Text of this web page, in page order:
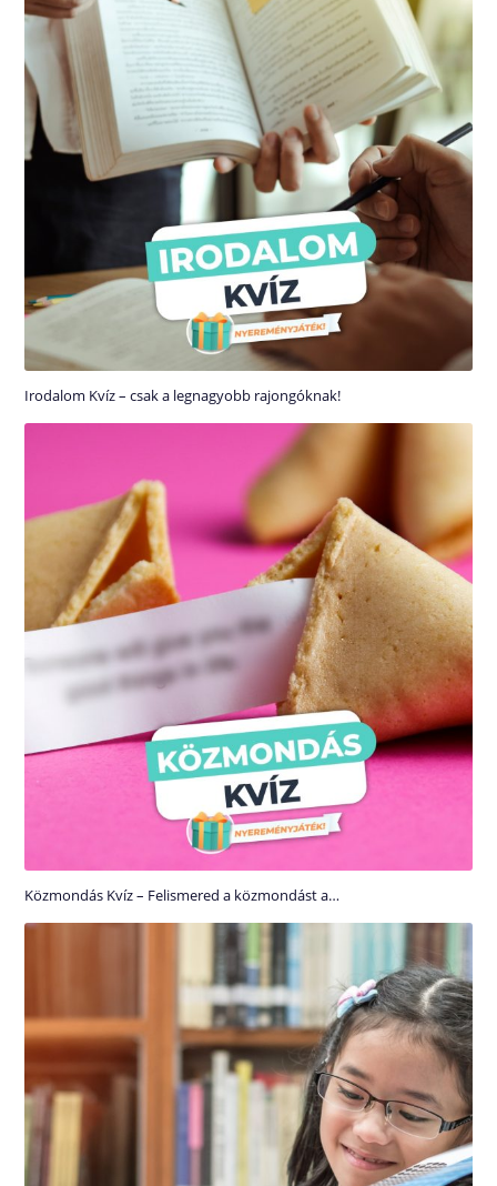
Irodalom Kvíz – csak a legnagyobb rajongóknak!
Közmondás Kvíz – Felismered a közmondást a…